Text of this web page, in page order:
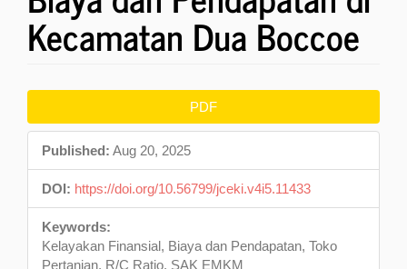
Kecamatan Dua Boccoe
Article
Sidebar
PDF
Published: Aug 20, 2025
DOI: https://doi.org/10.56799/jceki.v4i5.11433
Keywords:
Kelayakan Finansial, Biaya dan Pendapatan, Toko
Pertanian, R/C Ratio, SAK EMKM